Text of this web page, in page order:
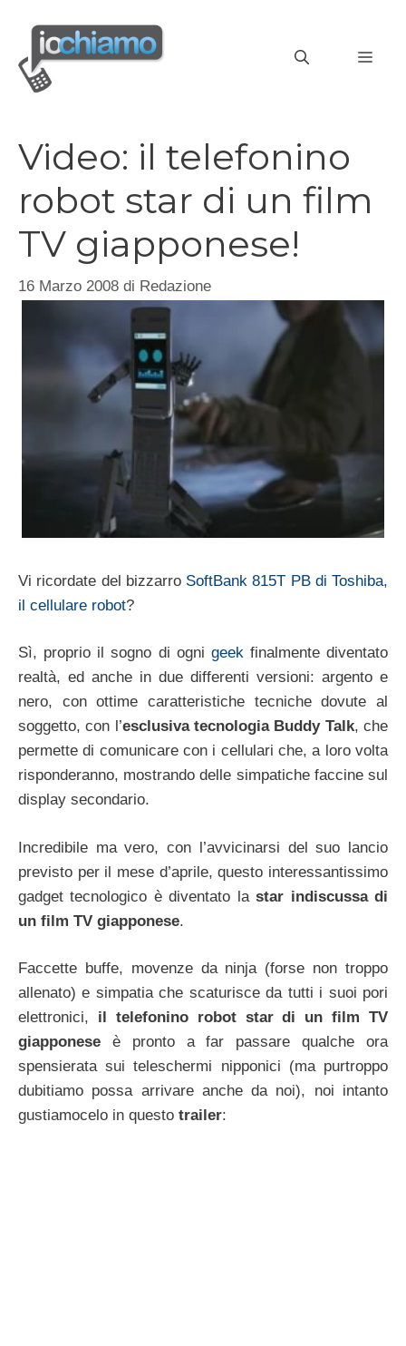
contenuto
Video: il telefonino
robot star di un film
TV giapponese!
16 Marzo 2008 di Redazione
Vi ricordate del bizzarroSoftBank 815T PB di Toshiba,
il cellulare robot?
Sì, proprio il sogno di ogni geekfinalmente diventato
realtà, ed anche in due differenti versioni: argento e
nero, con ottime caratteristiche tecniche dovute al
soggetto, con l’esclusiva tecnologia Buddy Talk, che
permette di comunicare con i cellulari che, a loro volta
risponderanno, mostrando delle simpatiche faccine sul
display secondario.
Incredibile ma vero, con l’avvicinarsi del suo lancio
previsto per il mese d’aprile, questo interessantissimo
gadget tecnologico è diventato lastar indiscussa di
un film TV giapponese.
Faccette buffe, movenze da ninja (forse non troppo
allenato) e simpatia che scaturisce da tutti i suoi pori
elettronici, il telefonino robot star di un film TV
giapponese è pronto a far passare qualche ora
spensierata sui teleschermi nipponici (ma purtroppo
dubitiamo possa arrivare anche da noi), noi intanto
gustiamocelo in questo trailer: